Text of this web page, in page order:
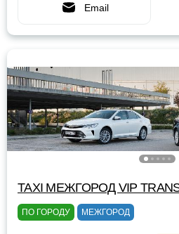
Email
TAXI МЕЖГОРОД VIP
ПО ГОРОДУ МЕЖГОРОД